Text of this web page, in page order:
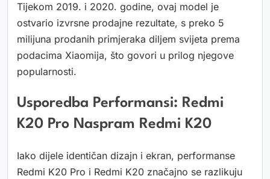
Tijekom 2019. i 2020. godine, ovaj model je
ostvario izvrsne prodajne rezultate, s preko 5
milijuna prodanih primjeraka diljem svijeta prema
podacima Xiaomija, što govori u prilog njegove
popularnosti.
Usporedba Performansi: Redmi
K20 Pro Naspram Redmi K20
Iako dijele identičan dizajn i ekran, performanse
Redmi K20 Pro i Redmi K20 značajno se razlikuju